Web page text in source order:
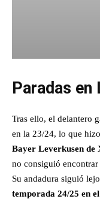
Paradas en
Tras ello, el delantero
en la 23/24, lo que
Bayer Leverkusen de
no consiguió encontrar
Su andadura siguió
temporada 24/25 en